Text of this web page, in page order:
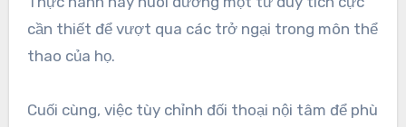
cần thiết để vượt qua các trở ngại trong môn thể
thao của họ.
Cuối cùng, việc tùy chỉnh đối thoại nội tâm để phù